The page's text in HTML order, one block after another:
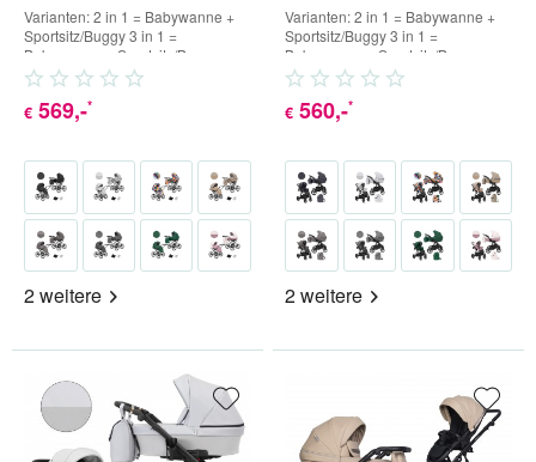
Varianten: 2 in 1 = Babywanne +
Sportsitz/Buggy 3 in 1 =
Babywanne + Sportsitz/Buggy +
Babyschale (inkl. Adapter) 4...
€ 569,-*
2 weitere
Varianten: 2 in 1 = Babywanne +
Sportsitz/Buggy 3 in 1 =
Babywanne + Sportsitz/Buggy +
Babyschale (inkl. Adapter) 4...
€ 560,-*
2 weitere